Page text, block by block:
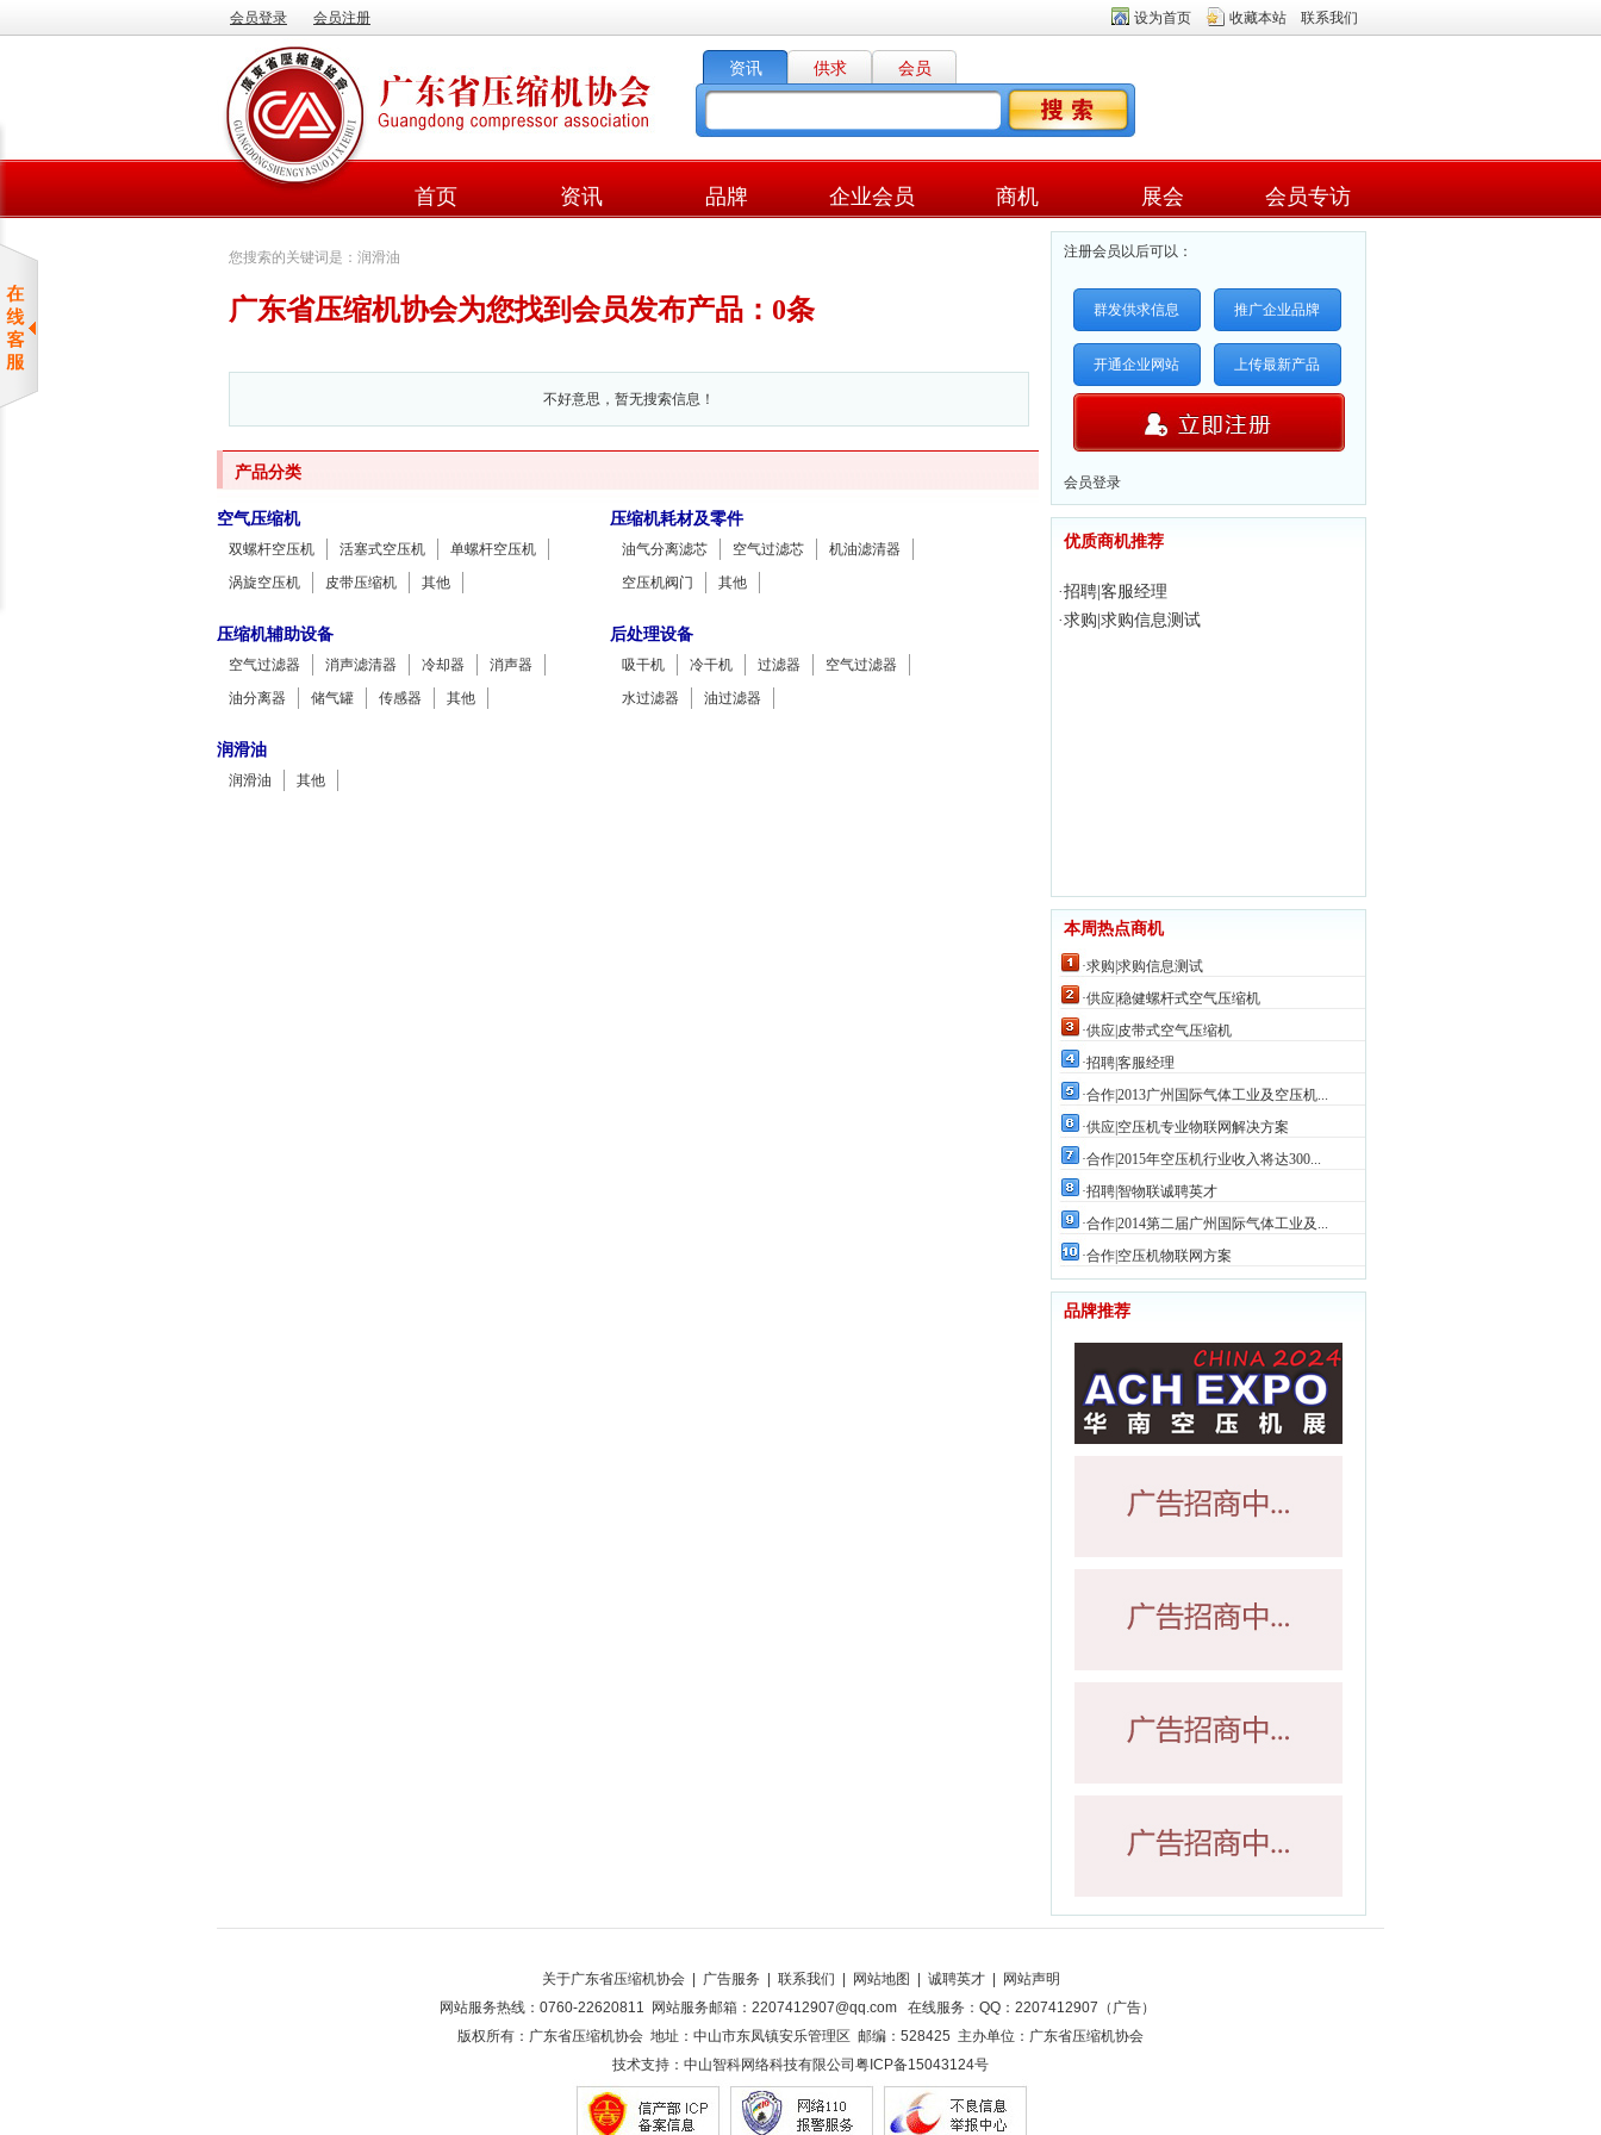
会员登录 会员注册 设为首页 收藏本站 联系我们
资讯 供求 会员
首页 资讯 品牌 企业会员 商机 展会 会员专访
您搜索的关键词是：润滑油
广东省压缩机协会为您找到会员发布产品：0条
不好意思，暂无搜索信息！
产品分类
空气压缩机
双螺杆空压机 活塞式空压机
单螺杆空压机
涡旋空压机
皮带压缩机 其他
压缩机耗材及零件
油气分离滤芯 空气过滤芯
机油滤清器
空压机阀门
其他
压缩机辅助设备
空气过滤器 消声滤清器 冷却器
消声器
油分离器
储气罐 传感器 其他
后处理设备
吸干机 冷干机 过滤器
空气过滤器
水过滤器
油过滤器
润滑油
润滑油 其他
注册会员以后可以：
群发供求信息 推广企业品牌
开通企业网站 上传最新产品
会员登录
优质商机推荐
·招聘|客服经理
·求购|求购信息测试
本周热点商机
·求购|求购信息测试
·供应|稳健螺杆式空气压缩机
·供应|皮带式空气压缩机
·招聘|客服经理
·合作|2013广州国际气体工业及空压机...
·供应|空压机专业物联网解决方案
·合作|2015年空压机行业收入将达300...
·招聘|智物联诚聘英才
·合作|2014第二届广州国际气体工业及...
·合作|空压机物联网方案
品牌推荐
关于广东省压缩机协会| 广告服务 联系我们 网站地图 诚聘英才|
网站声明
网站服务热线：0760-22620811 网站服务邮箱：2207412907@qq.com 在线服务：QQ：2207412907（广告）
版权所有：广东省压缩机协会 地址：中山市东凤镇安乐管理区 邮编：528425 主办单位：广东省压缩机协会
技术支持： 中山智科网络科技有限公司 粤ICP备15043124号